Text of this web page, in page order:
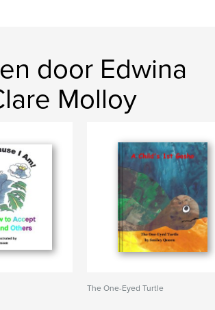
door Edwina
Molloy
The One-Eyed Turtle